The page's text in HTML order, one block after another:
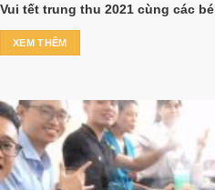
Vui tết trung thu 2021 cùng các bé
XEM THÊM